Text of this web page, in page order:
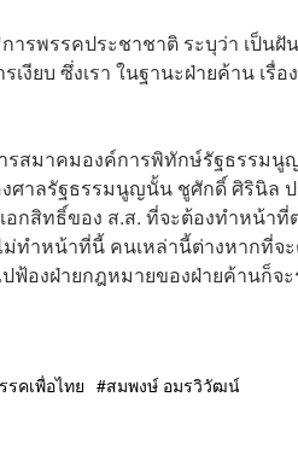
รพรรคประชาชาติ ระบุว่า เป็น
เงียบ ซึ่งเรา ในฐานะฝ่ายค้าน เ
รสมาคมองค์การพิทักษ์รัฐธรรมนู
ศาลรัฐธรรมนูญนั้น ชูศักดิ์ ศิรินิล
อกสิทธิ์ของ ส.ส. ที่จะต้องทำหน้า
ทำหน้าที่นี้ คนเหล่านี้ต่างหากที่
ฟ้องฝ่ายกฎหมายของฝ่ายค้านก็
รคเพื่อไทย สมพงษ์ อมรวิวัฒน์